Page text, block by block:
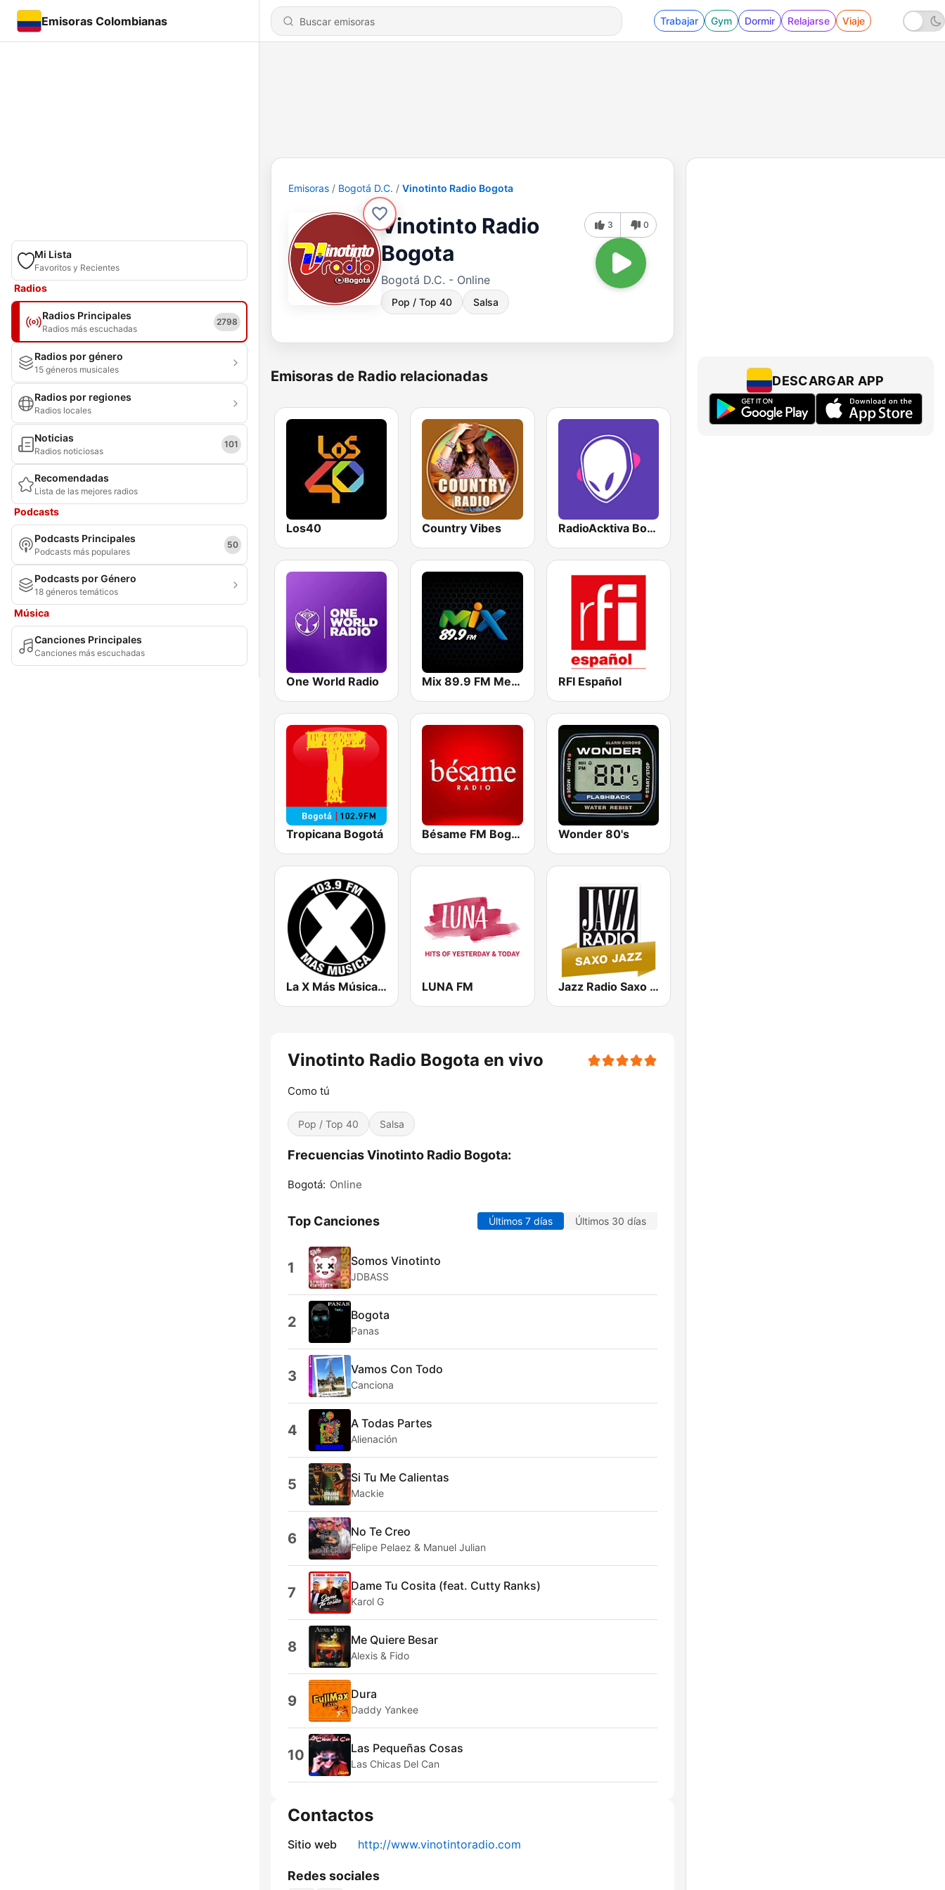
Emisoras Colombianas Trabajar Gym Dormir Relajarse Viaje
Mi Lista
Favoritos y Recientes
Radios
Radios Principales
Radios más escuchadas
2798
Radios por género
15 géneros musicales
Radios por regiones
Radios locales
Noticias
Radios noticiosas
101
Recomendadas
Lista de las mejores radios
Podcasts
Podcasts Principales
Podcasts más populares
50
Podcasts por Género
18 géneros temáticos
Música
Canciones Principales
Canciones más escuchadas
Emisoras Bogotá D.C. Vinotinto Radio Bogota
Vinotinto Radio
Bogota
Bogotá D.C. - Online
Pop / Top 40 Salsa
3 0
Emisoras de Radio relacionadas
Los40 Country Vibes RadioAcktiva Bogotá
One World Radio Mix 89.9 FM Medellin RFI Español
Tropicana Bogotá Bésame FM Bogotá Wonder 80's
La X Más Música 103.9 FM LUNA FM Jazz Radio Saxo Jazz
Vinotinto Radio Bogota en vivo
Como tú
Pop / Top 40 Salsa
Frecuencias Vinotinto Radio Bogota:
Bogotá: Online
Top Canciones Últimos 7 días Últimos 30 días
1 Somos Vinotinto
JDBASS
2 Bogota
Panas
3 Vamos Con Todo
Canciona
4 A Todas Partes
Alienación
5 Si Tu Me Calientas
Mackie
6 No Te Creo
Felipe Pelaez & Manuel Julian
7 Dame Tu Cosita (feat. Cutty Ranks)
Karol G
8 Me Quiere Besar
Alexis & Fido
9 Dura
Daddy Yankee
10 Las Pequeñas Cosas
Las Chicas Del Can
Contactos
Sitio web http://www.vinotintoradio.com
Redes sociales
DESCARGAR APP